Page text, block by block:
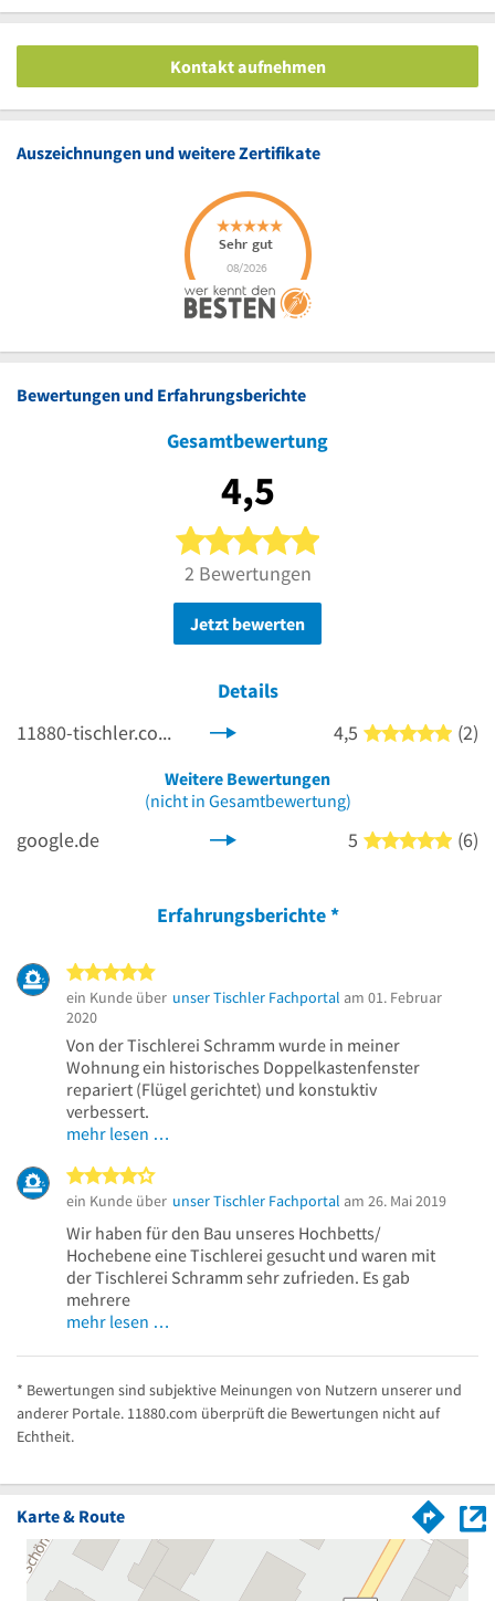
Kontakt aufnehmen
Auszeichnungen und weitere Zertifikate
Bewertungen und Erfahrungsberichte
Gesamtbewertung
4,5
5 von 5 Sternen
2 Bewertungen
Jetzt bewerten
Details
11880-tischler.com
4,5 5 von
(2)
Weitere Bewertungen
(nicht in Gesamtbewertung)
google.de 5 5 von
(6)
Erfahrungsberichte*
ein Kunde über unser Tischler Fachportal am 01. Februar
2020
Von der Tischlerei Schramm wurde in meiner
Wohnung ein historisches Doppelkastenfenster
repariert (Flügel gerichtet) und konstuktiv
verbessert.
mehr lesen …
ein Kunde über unser Tischler Fachportal am 26. Mai 2019
Wir haben für den Bau unseres Hochbetts/
Hochebene eine Tischlerei gesucht und waren mit
der Tischlerei Schramm sehr zufrieden. Es gab
mehrere
mehr lesen …
* Bewertungen sind subjektive Meinungen von Nutzern unserer und
anderer Portale. 11880.com überprüft die Bewertungen nicht auf
Echtheit.
Karte & Route